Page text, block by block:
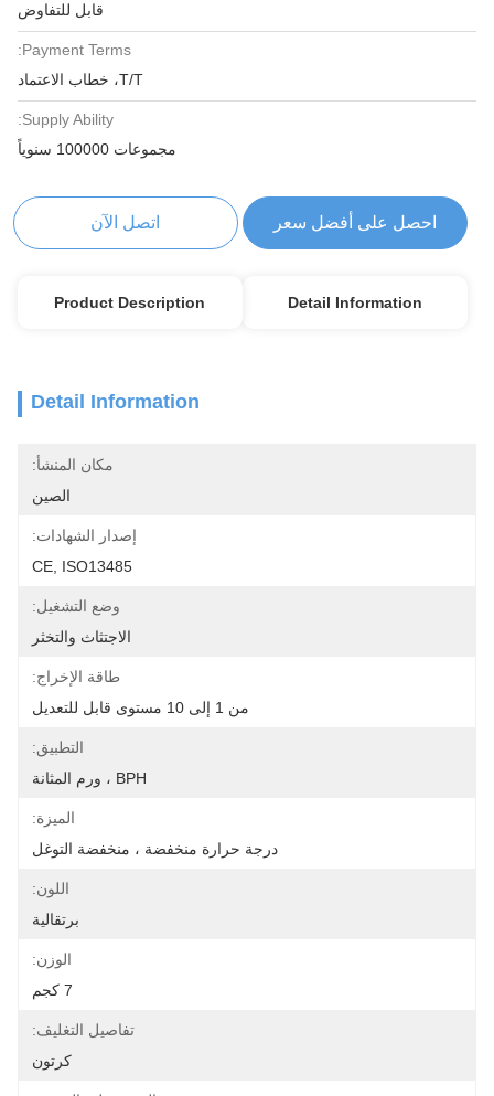
قابل للتفاوض
Payment Terms:
T/T، خطاب الاعتماد
Supply Ability:
مجموعات 100000 سنوياً
احصل على أفضل سعر اتصل الآن
Detail Information
Product Description
Detail Information
مكان المنشأ:
الصين
إصدار الشهادات:
CE, ISO13485
وضع التشغيل:
الاجتثاث والتخثر
طاقة الإخراج:
من 1 إلى 10 مستوى قابل للتعديل
التطبيق:
BPH ، ورم المثانة
الميزة:
درجة حرارة منخفضة ، منخفضة التوغل
اللون:
برتقالية
الوزن:
تفاصيل التغليف:
كرتون